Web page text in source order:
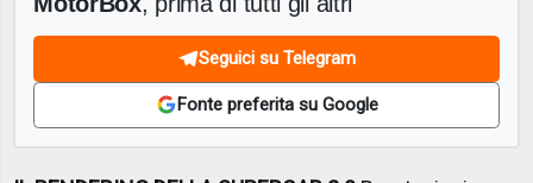
Seguici su Telegram
Fonte preferita su Google